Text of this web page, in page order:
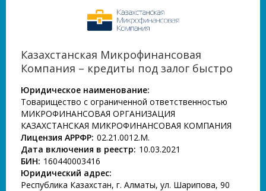
Казахстанская Микрофинансовая
Компания – кредиты под залог быстро
Юридическое наименование:
Товарищество с ограниченной ответственностью
МИКРОФИНАНСОВАЯ ОРГАНИЗАЦИЯ
КАЗАХСТАНСКАЯ МИКРОФИНАНСОВАЯ КОМПАНИЯ
Лицензия АРРФР: 02.21.0012.М.
Дата включения в реестр: 10.03.2021
БИН: 160440003416
Юридический адрес:
Республика Казахстан, г. Алматы, ул. Шарипова, 90